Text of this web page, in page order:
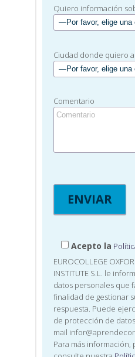
Quiero información
Ciudad donde quiero
Comentario
Acepto la
EUROCOLLEGE
INSTITUTE S.L. le
datos personales que
finalidad de gestionar
respuesta. Puede
de protección de
mail
Para más información,